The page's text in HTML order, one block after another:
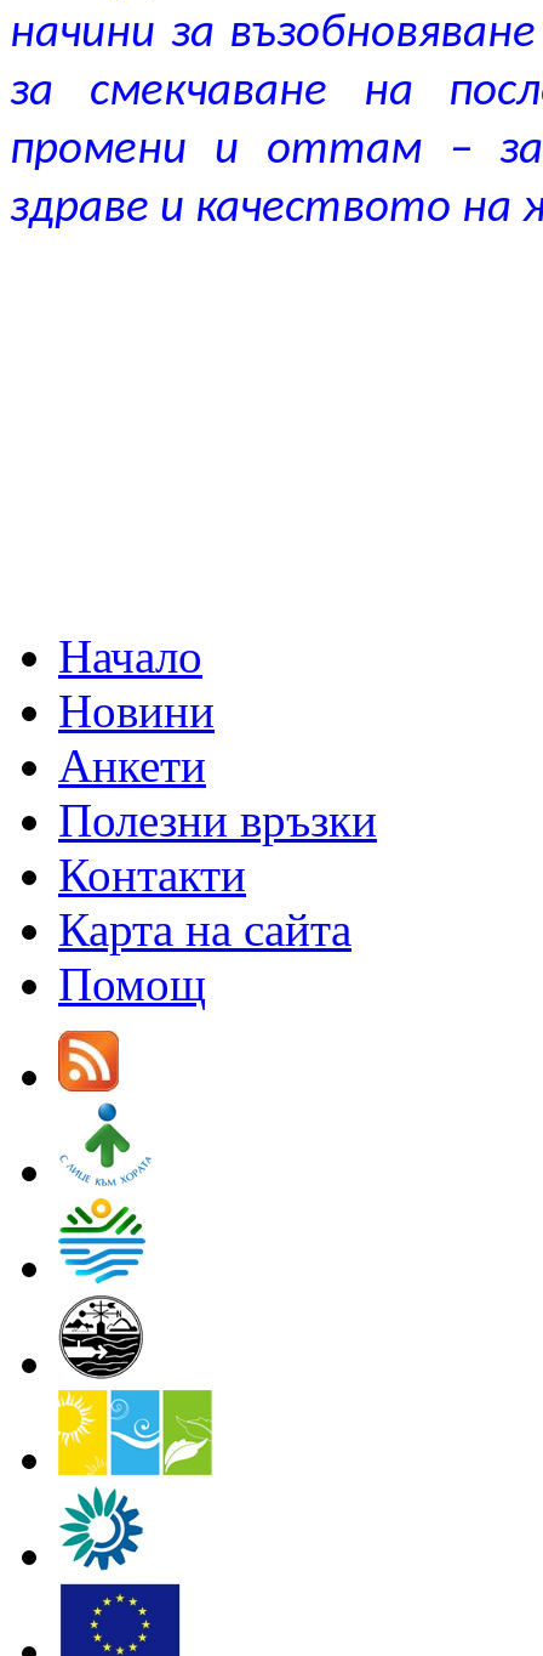
начини за
за смекчаване на
промени и оттам – за
здраве и качеството
Начало
Новини
Анкети
Полезни връзки
Контакти
Карта на сайта
Помощ